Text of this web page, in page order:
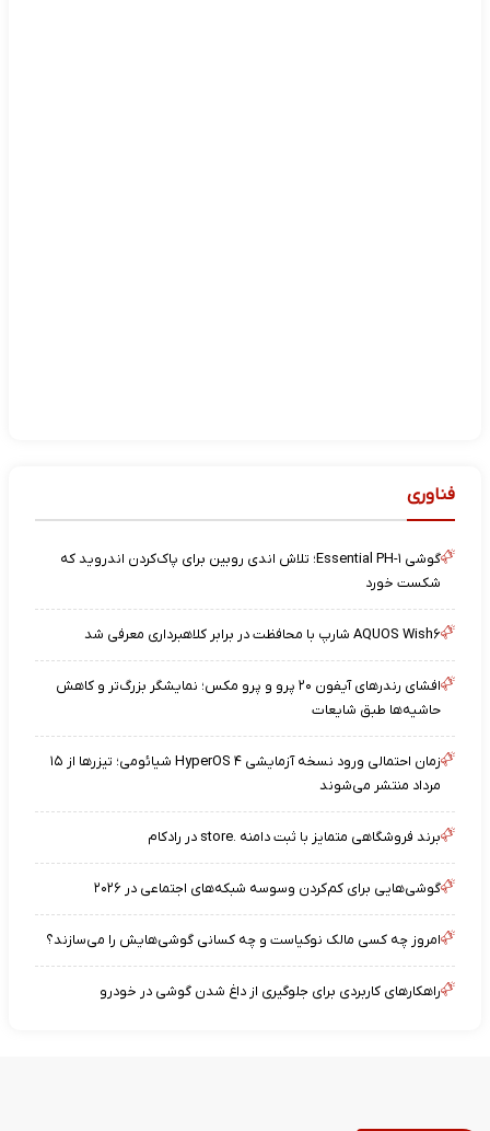
فناوری
گوشی Essential PH-۱؛ تلاش اندی روبین برای پاک‌کردن اندروید که
شکست خورد
AQUOS Wish۶ شارپ با محافظت در برابر کلاهبرداری معرفی شد
افشای رندرهای آیفون ۲۰ پرو و پرو مکس؛ نمایشگر بزرگ‌تر و کاهش
حاشیه‌ها طبق شایعات
زمان احتمالی ورود نسخه آزمایشی HyperOS ۴ شیائومی؛ تیزرها از ۱۵
مرداد منتشر می‌شوند
برند فروشگاهی متمایز با ثبت دامنه .store در رادکام
گوشی‌هایی برای کم‌کردن وسوسه شبکه‌های اجتماعی در ۲۰۲۶
امروز چه کسی مالک نوکیاست و چه کسانی گوشی‌هایش را می‌سازند؟
راهکارهای کاربردی برای جلوگیری از داغ شدن گوشی در خودرو